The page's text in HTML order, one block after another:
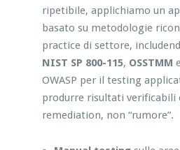
ripetibile, applichiamo un
basato su metodologie
practice di settore,
NIST SP 800-115, OSSTMM
OWASP per il testing
produrre risultati verificabili
remediation, non “rumore”.